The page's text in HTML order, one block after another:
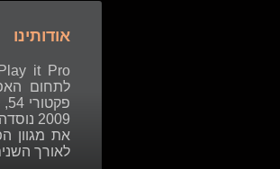
אודותינו
לתחום
2009
לאורך